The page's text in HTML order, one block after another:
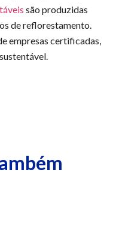
são produzidas
de reflorestamento.
empresas certificadas,